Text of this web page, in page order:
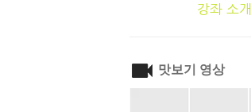
강좌 소개
맛보기 영상